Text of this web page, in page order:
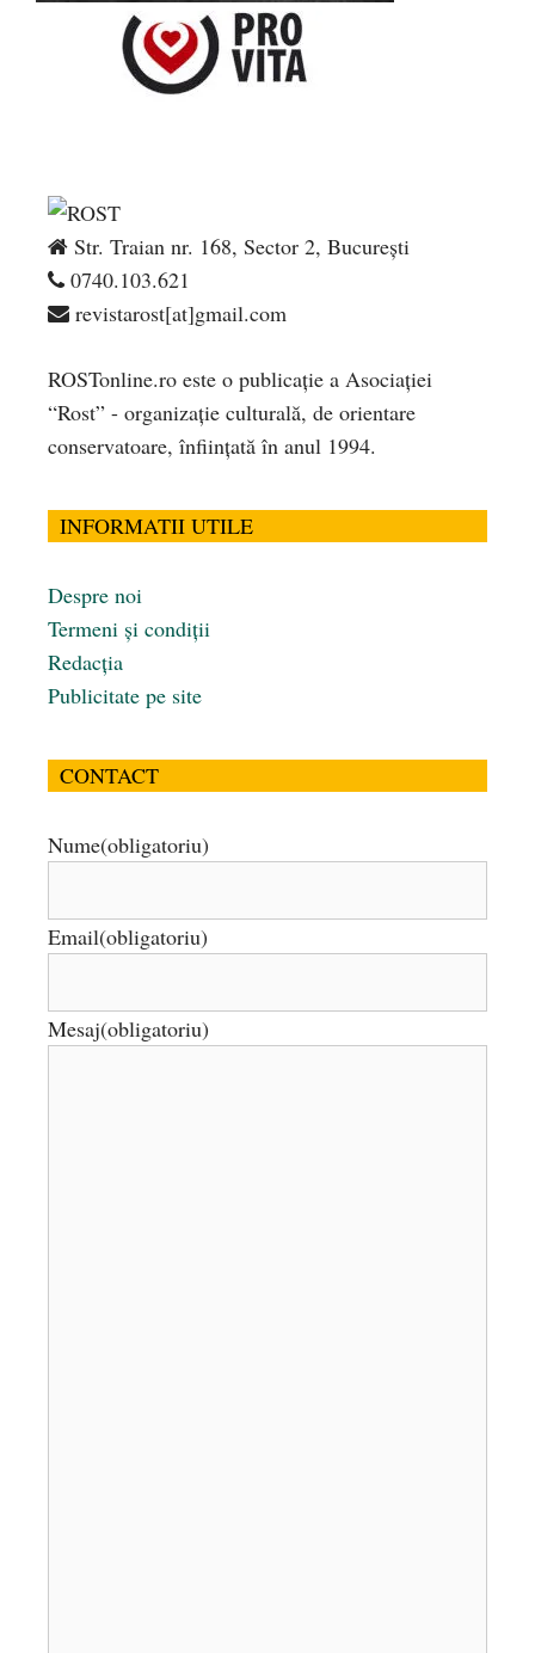
Str. Traian nr. 168, Sector 2, București
0740.103.621
revistarost[at]gmail.com
ROSTonline.ro este o publicaţie a Asociaţiei
“Rost” - organizaţie culturală, de orientare
conservatoare, înfiinţată în anul 1994.
INFORMATII UTILE
Despre noi
Termeni și condiții
Redacția
Publicitate pe site
CONTACT
Nume(obligatoriu)
Email(obligatoriu)
Mesaj(obligatoriu)